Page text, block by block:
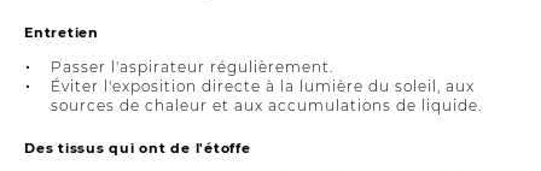
Entretien
Passer l'aspirateur régulièrement.
Éviter l'exposition directe à la lumière du soleil, aux
sources de chaleur et aux accumulations de liquide.
Des tissus qui ont de l'étoffe